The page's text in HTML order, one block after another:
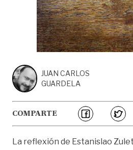
JUAN CARLOS
GUARDELA
COMPARTE
La reflexión de Estanislao